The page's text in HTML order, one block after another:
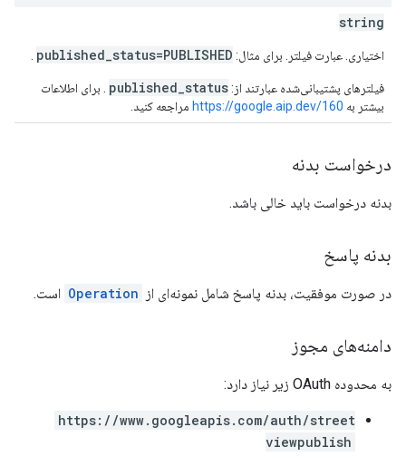
string
اختیاری. عبارت فیلتر. برای مثال: published_status=PUBLISHED
فیلترهای پشتیبانی‌شده عبارتند از:published_status . برای اطلاعات
بیشتر به https://google.aip.dev/160 مراجعه کنید.
درخواست بدنه
بدنه درخواست باید خالی باشد.
بدنه پاسخ
در صورت موفقیت، بدنه پاسخ شامل نمونه‌ای از Operation است.
دامنه‌های مجوز
به محدوده OAuth زیر نیاز دارد:
https://www.googleapis.com/auth/street
viewpublish